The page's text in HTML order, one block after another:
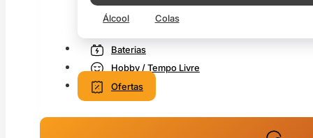
Álcool Colas
Baterias
Hobby / Tempo Livre
Ofertas